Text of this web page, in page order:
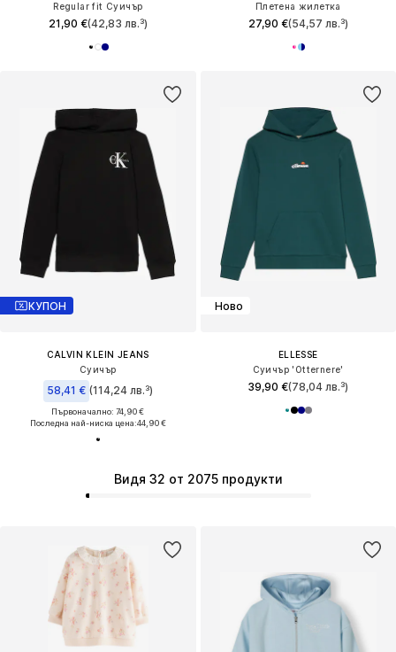
Regular fit Суичър
21,90 €(42,83 лв.³)
Плетена жилетка
27,90 €(54,57 лв.³)
КУПОН
CALVIN KLEIN JEANS
Суичър
58,41 € (114,24 лв.³)
Първоначално: 74,90 €
Последна най-ниска цена:44,90 €
Ново
ELLESSE
Суичър 'Otternere'
39,90 €(78,04 лв.³)
Видя 32 от 2075 продукти